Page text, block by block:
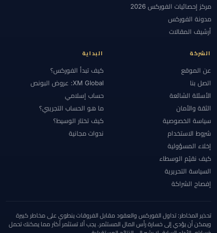
مركز إحصائيات الفوركس 2026
مدونة الفوركس
أرشيف المقالات
الشركة
عن الموقع
اتصل بنا
الأسئلة الشائعة
الثقة والأمان
سياسة الخصوصية
شروط الاستخدام
إخلاء المسؤولية
كيف نقيّم الوسطاء
السياسة التحريرية
إفصاح الشراكة
البداية
كيف تبدأ الفوركس؟
XM Global: عروض البونص
حساب إسلامي
ما هو الحساب التجريبي؟
كيف تختار الوسيط؟
ندوات مجانية
تحذير المخاطر: تداول الفوركس والعقود مقابل الفروقات ينطوي على مخاطر كبيرة
ويمكن أن يؤدي إلى خسارة رأس المال المستثمر. يجب ألا تستثمر أكثر مما يمكنك تحمل